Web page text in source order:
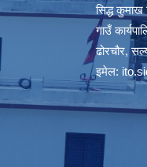
सिद्ध कुमाख
गाउँ
ढोरचौर,
इमेल: